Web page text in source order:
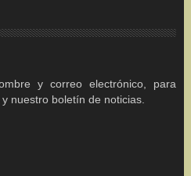
y correo electrónico, para
nuestro boletín de noticias.